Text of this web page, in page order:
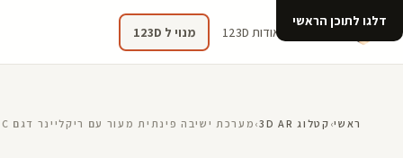
דלגו לתוכן הראשי
קטלוג אודות 123D מנוי ל 123D
ראשי› קטלוג 3D AR › מערכת ישיבה פינתית מעור עם ריקליינר דגם CUBIC - ניקולטי